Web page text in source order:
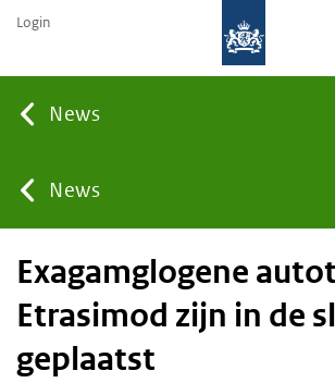
News
You
are
News
Login
Exagamglogene
Etrasimod zijn in de
geplaatst